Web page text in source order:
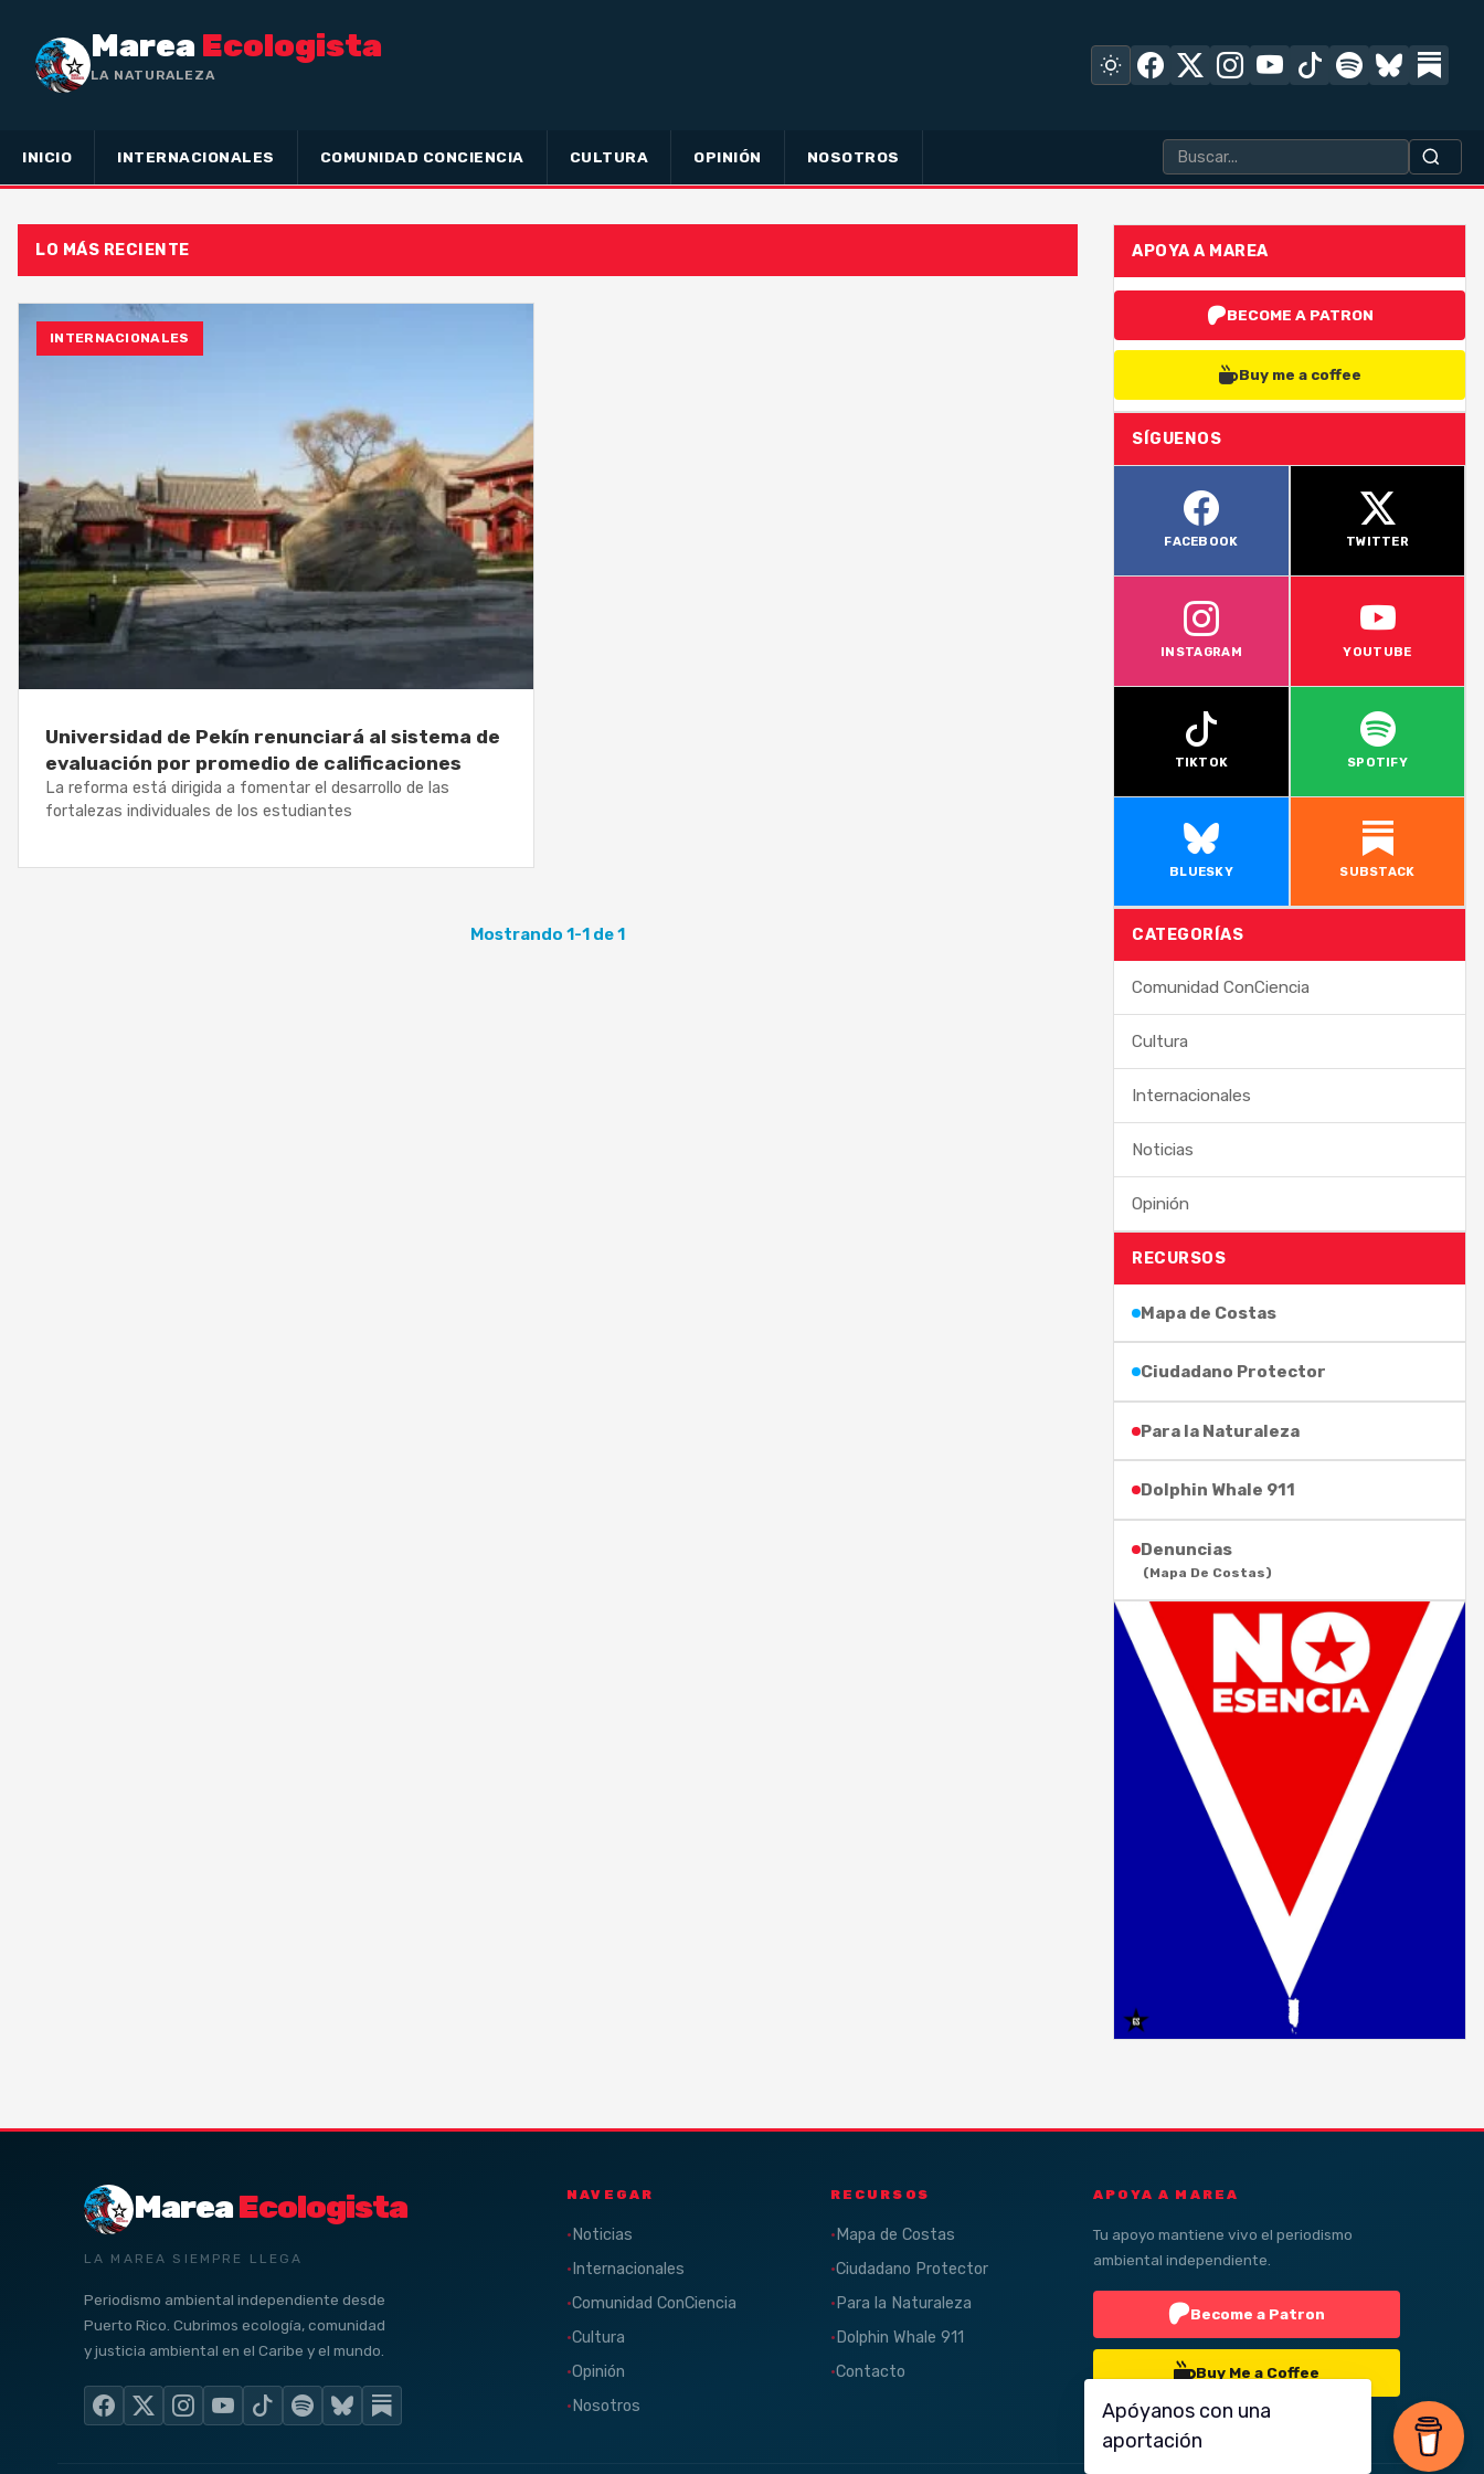
Marea Ecologista
LA NATURALEZA NO HA HE
INICIO INTERNACIONALES COMUNIDAD CONCIENCIA CULTURA OPINIÓN NOSOTROS
LO MÁS RECIENTE
INTERNACIONALES
Universidad de Pekín renunciará al sistema de
evaluación por promedio de calificaciones
La reforma está dirigida a fomentar el desarrollo de las
fortalezas individuales de los estudiantes
Mostrando 1-1 de 1
APOYA A MAREA
BECOME A PATRON
Buy me a coffee
SÍGUENOS
FACEBOOK TWITTER
INSTAGRAM YOUTUBE
TIKTOK SPOTIFY
BLUESKY SUBSTACK
CATEGORÍAS
Comunidad ConCiencia
Cultura
Internacionales
Noticias
Opinión
RECURSOS
Mapa de Costas
Ciudadano Protector
Para la Naturaleza
Dolphin Whale 911
Denuncias
(Mapa De Costas)
MareaEcologista
LA MAREA SIEMPRE LLEGA
Periodismo ambiental independiente desde
Puerto Rico. Cubrimos ecología, comunidad
y justicia ambiental en el Caribe y el mundo.
NAVEGAR
Noticias
Internacionales
Comunidad ConCiencia
Cultura
Opinión
Nosotros
RECURSOS
Mapa de Costas
Ciudadano Protector
Para la Naturaleza
Dolphin Whale 911
Contacto
APOYA A MAREA
Tu apoyo mantiene vivo el periodismo
ambiental independiente.
Become a Patron
Buy Me a Coffee
Apóyanos con una
aportación